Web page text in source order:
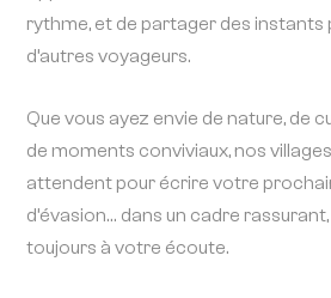
rythme, et de partager des instants
d’autres voyageurs.
Que vous ayez envie de nature, de
de moments conviviaux, nos
attendent pour écrire votre
d’évasion… dans un cadre
toujours à votre écoute.